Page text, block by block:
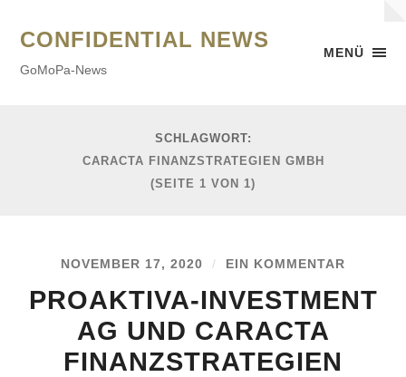
MENÜ
CONFIDENTIAL NEWS
GoMoPa-News
SCHLAGWORT:
CARACTA FINANZSTRATEGIEN GMBH
(SEITE 1 VON 1)
NOVEMBER 17, 2020 / EIN KOMMENTAR
PROAKTIVA-INVESTMENT
AG UND CARACTA
FINANZSTRATEGIEN